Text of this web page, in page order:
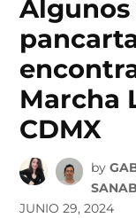
Algunos
Marcha
CDMX
by
JUNIO 29, 2024